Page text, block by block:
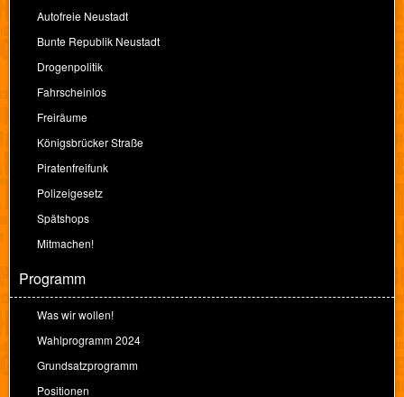
Autofreie Neustadt
Bunte Republik Neustadt
Drogenpolitik
Fahrscheinlos
Freiräume
Königsbrücker Straße
Piratenfreifunk
Polizeigesetz
Spätshops
Mitmachen!
Programm
Was wir wollen!
Wahlprogramm 2024
Grundsatzprogramm
Positionen